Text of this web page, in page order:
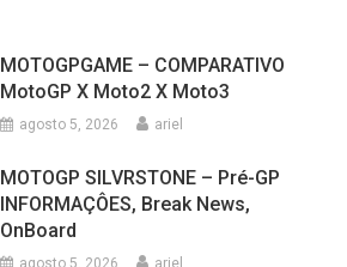
MOTOGPGAME – COMPARATIVO
MotoGP X Moto2 X Moto3
agosto 5, 2026 ariel
MOTOGP SILVRSTONE – Pré-GP
INFORMAÇÔES, Break News,
OnBoard
agosto 5, 2026 ariel